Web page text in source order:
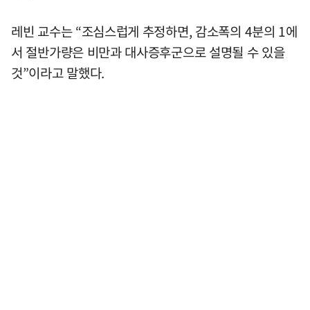
레빈 교수는 “조심스럽게 추정하면, 감소폭의 4분의 1에
서 절반가량은 비만과 대사증후군으로 설명될 수 있을
것”이라고 말했다.